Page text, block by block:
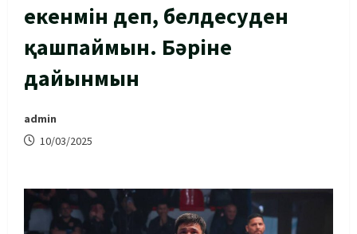
екенмін деп, белдесуден
қашпаймын. Бәріне
дайынмын
admin
10/03/2025